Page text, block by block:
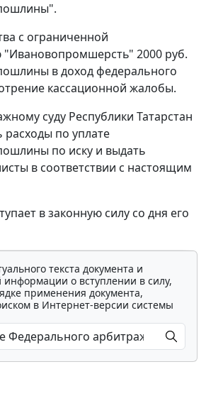
с ограниченной
"Ивановопромшерсть" 2000 руб.
в доход федерального
кассационной жалобы.
суду Республики Татарстан
расходы по уплате
по иску и выдать
в соответствии с настоящим
в законную силу со дня его
текста документа и
о вступлении в силу,
применения документа,
в Интернет-версии системы